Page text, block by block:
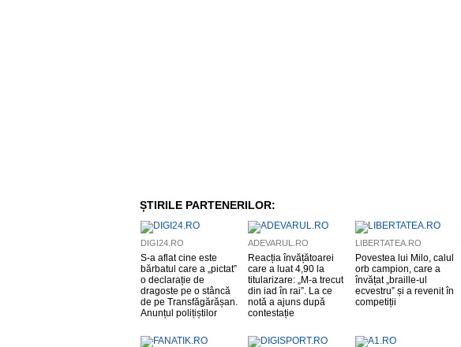
ȘTIRILE PARTENERILOR:
DIGI24.RO
S-a aflat cine este
bărbatul care a „pictat”
o declarație de
dragoste pe o stâncă
de pe Transfăgărășan.
Anunțul polițiștilor
ADEVARUL.RO
Reacția învățătoarei
care a luat 4,90 la
titularizare: „M-a trecut
din iad în rai”. La ce
notă a ajuns după
contestație
LIBERTATEA.RO
Povestea lui Milo, calul
orb campion, care a
învățat „braille-ul
ecvestru” și a revenit în
competiții